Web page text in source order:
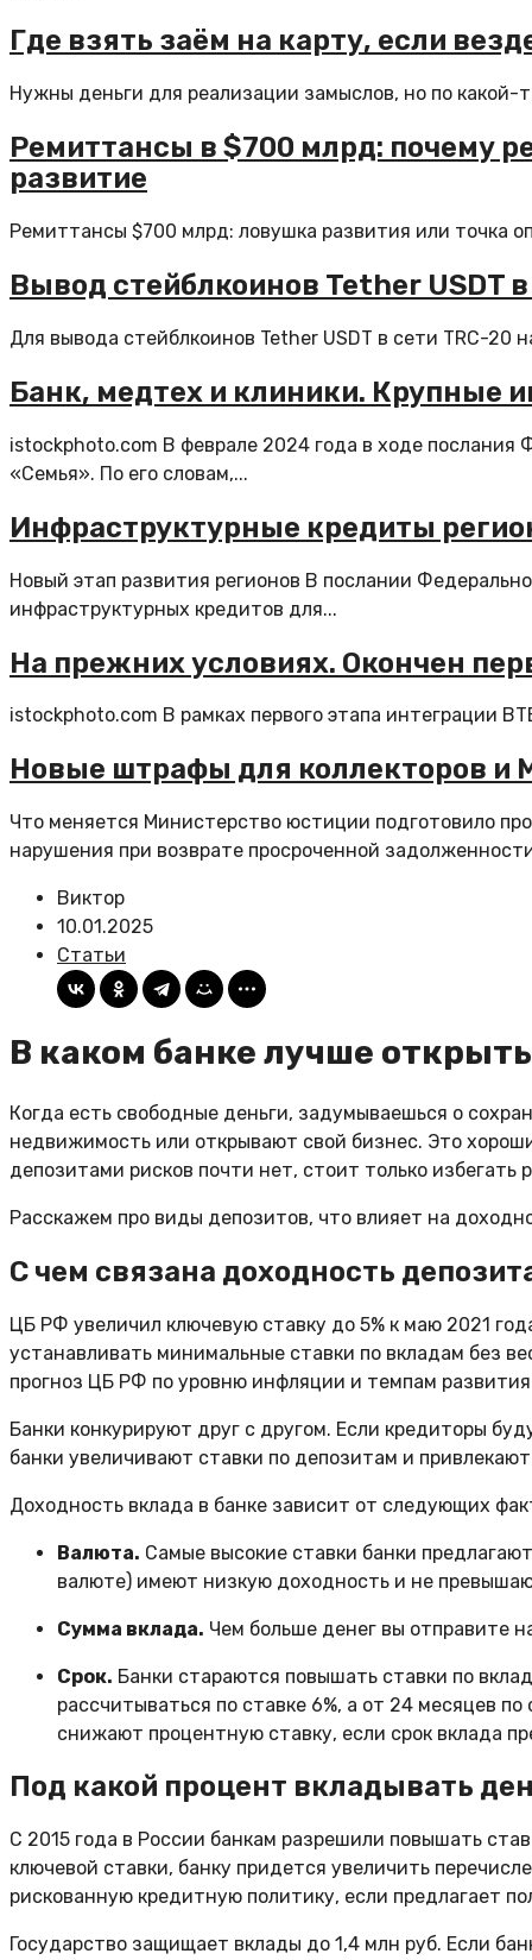
Где взять заём на карту, если
Нужны деньги для реализации замыслов, но по какой-
Ремиттансы в $700 млрд: почему
развитие
Ремиттансы $700 млрд: ловушка развития или точка
Вывод стейблкоинов Tether USDT
Для вывода стейблкоинов Tether USDT в сети TRC-
Банк, медтех и клиники. Крупные
istockphoto.com В феврале 2024 года в ходе послания
«Семья». По его словам,...
Инфраструктурные кредиты
Новый этап развития регионов В послании
инфраструктурных кредитов для...
На прежних условиях. Окончен
istockphoto.com В рамках первого этапа интеграции
Новые штрафы для коллекторов и
Что меняется Министерство юстиции подготовило
нарушения при возврате просроченной
Виктор
10.01.2025
Статьи
В каком банке лучше
Когда есть свободные деньги, задумываешься о
недвижимость или открывают свой бизнес. Это
депозитами рисков почти нет, стоит только избегать
Расскажем про виды депозитов, что влияет на
С чем связана доходность
ЦБ РФ увеличил ключевую ставку до 5% к маю 2021
устанавливать минимальные ставки по вкладам без
прогноз ЦБ РФ по уровню инфляции и темпам
Банки конкурируют друг с другом. Если кредиторы
банки увеличивают ставки по депозитам и
Доходность вклада в банке зависит от следующих
Валюта. Самые высокие ставки банки
валюте) имеют низкую доходность и не
Сумма вклада. Чем больше денег вы отправите
Срок. Банки стараются повышать ставки по
рассчитываться по ставке 6%, а от 24 месяцев
снижают процентную ставку, если срок вклада
Под какой процент вкладывать
С 2015 года в России банкам разрешили повышать
ключевой ставки, банку придется увеличить
рискованную кредитную политику, если предлагает
Государство защищает вклады до 1,4 млн руб. Если